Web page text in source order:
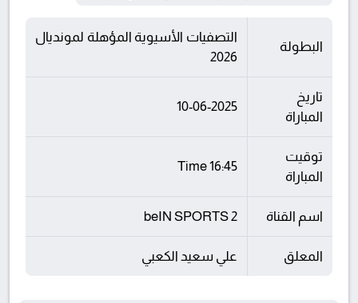
البطولة
التصفيات الأسيوية المؤهلة لمونديال
2026
تاريخ
المباراة
10-06-2025
توقيت
المباراة
16:45 Time
اسم القناة beIN SPORTS 2
المعلق علي سعيد الكعبي